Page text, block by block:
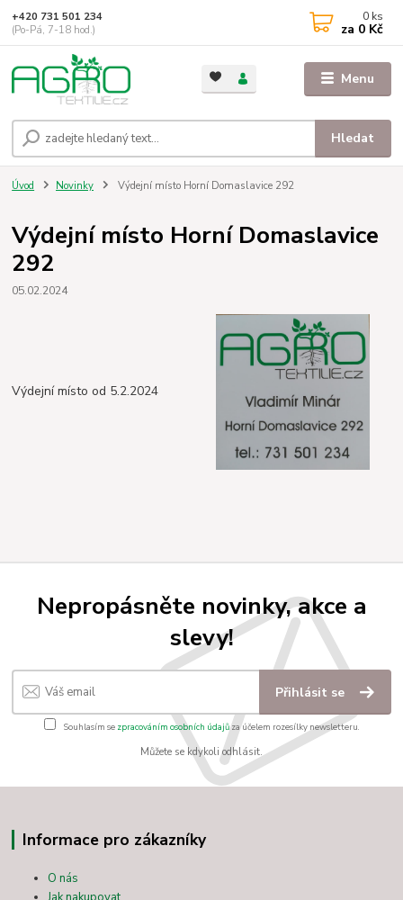
Menu
Hledat
+420 731 501 234
(Po-Pá, 7-18 hod.)
0 ks
za 0 Kč
Úvod Novinky Výdejní místo Horní Domaslavice 292
Výdejní místo Horní Domaslavice
292
05.02.2024
Výdejní místo od 5.2.2024
Nepropásněte novinky, akce a
slevy!
Přihlásit se
Souhlasím se zpracováním osobních údajůza účelem rozesílky newsletteru.
Můžete se kdykoli odhlásit.
Informace pro zákazníky
O nás